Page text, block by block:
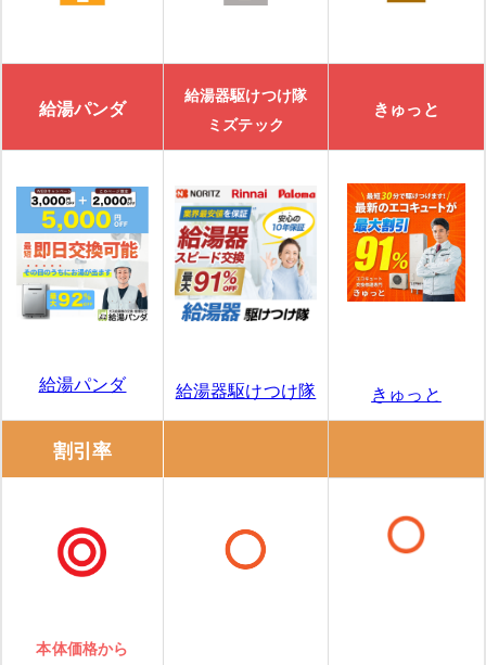
給湯パンダ
給湯器駆けつけ隊
ミズテック
きゅっと
給湯パンダ 給湯器駆けつけ隊 きゅっと
割引率
本体価格から